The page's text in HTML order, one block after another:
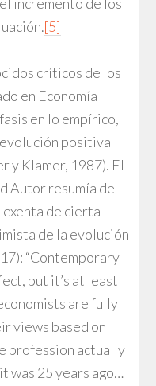
[5]
críticos de los
en Economía
en lo empírico,
positiva
y Klamer, 1987). El
Autor resumía de
exenta de cierta
de la evolución
“Contemporary
but it’s at least
are fully
views based on
profession actually
was 25 years ago…